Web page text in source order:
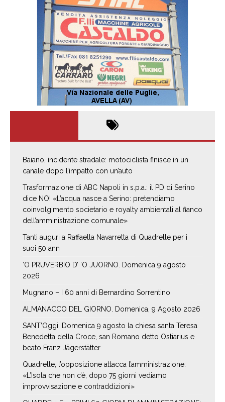
Baiano, incidente stradale: motociclista finisce in un
canale dopo l’impatto con un’auto
Trasformazione di ABC Napoli in s.p.a.: il PD di Serino
dice NO! «L’acqua nasce a Serino: pretendiamo
coinvolgimento societario e royalty ambientali al fianco
dell’amministrazione comunale»
Tanti auguri a Raffaella Navarretta di Quadrelle per i
suoi 50 ann
‘O PRUVERBIO D’ ‘O JUORNO. Domenica 9 agosto
2026
Mugnano – I 60 anni di Bernardino Sorrentino
ALMANACCO DEL GIORNO. Domenica, 9 Agosto 2026
SANT’Oggi. Domenica 9 agosto la chiesa santa Teresa
Benedetta della Croce, san Romano detto Ostiarius e
beato Franz Jägerstätter
Quadrelle, l’opposizione attacca l’amministrazione:
«L’Isola che non c’è, dopo 75 giorni vediamo
improvvisazione e contraddizioni»